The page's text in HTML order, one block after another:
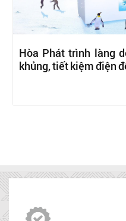
Hòa Phát trình làng
khủng, tiết kiệm điện